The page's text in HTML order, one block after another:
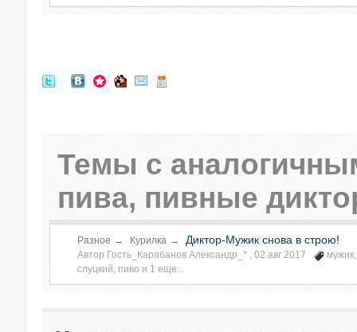
Темы с
пива, пивные
Разное → Курилка → Диктор-Мужик снова в строю!
Автор Гость_Карабанов Александр_* , 02 авг 2017 мужик
слуцкий, пиво и 1 еще...